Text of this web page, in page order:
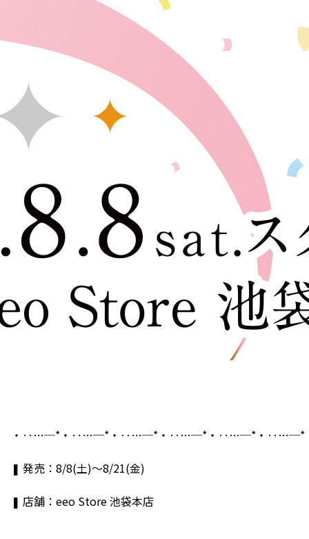
・‥…─*・‥…─*・‥…─*・‥…─*・‥…─*・
❚ 発売：8/8(土)～8/21(金)
❚ 店舗：eeo Store 池袋本店